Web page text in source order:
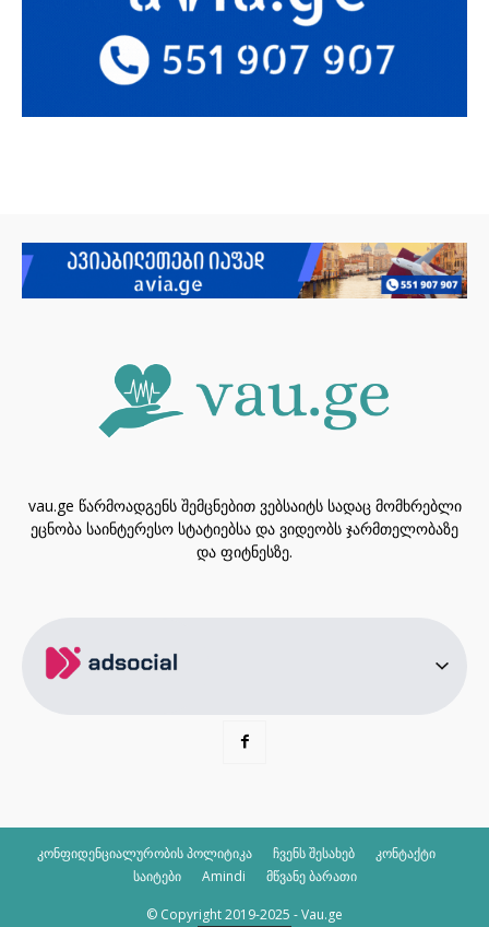
vau.ge წარმოადგენს შემცნებით ვებსაიტს სადაც მომხრებლი
ეცნობა საინტერესო სტატიებსა და ვიდეობს ჯარმთელობაზე
და ფიტნესზე.
კონფიდენციალურობის პოლიტიკა ჩვენს შესახებ
კონტაქტი
საიტები
Amindi მწვანე ბარათი
© Copyright 2019-2025 - Vau.ge